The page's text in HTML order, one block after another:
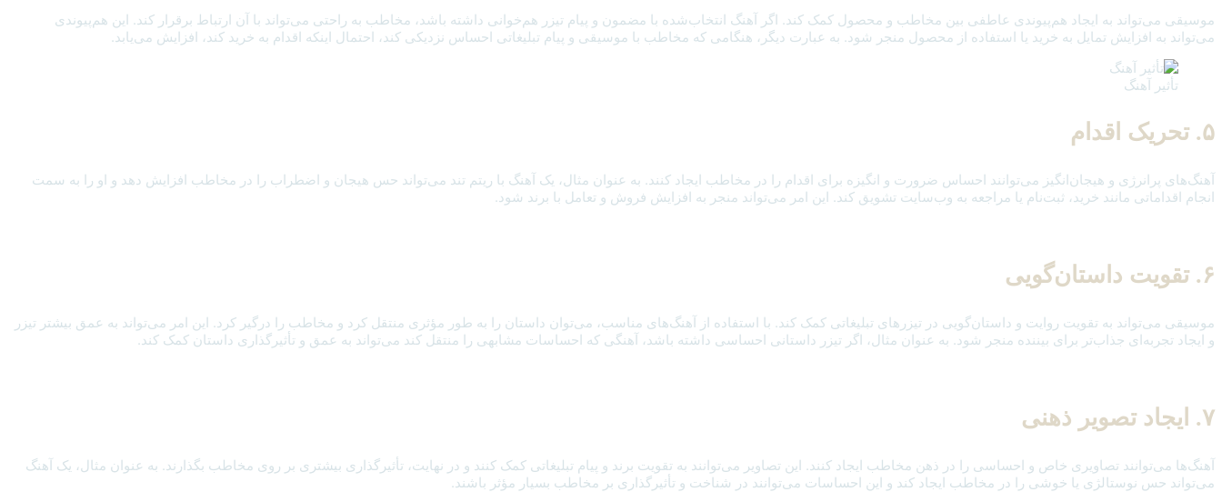
موسیقی می‌تواند به ایجاد هم‌پیوندی عاطفی بین مخاطب و محصول کمک کند. اگر آهنگ انتخاب‌شده با مضمون و پیام تیزر هم‌خوانی داشته باشد، مخاطب به راحتی می‌تواند با آن ارتباط برقرار کند. این هم‌پیوندی
می‌تواند به افزایش تمایل به خرید یا استفاده از محصول منجر شود. به عبارت دیگر، هنگامی که مخاطب با موسیقی و پیام تبلیغاتی احساس نزدیکی کند، احتمال اینکه اقدام به خرید کند، افزایش می‌یابد.
تأثیر آهنگ
۵. تحریک اقدام
آهنگ‌های پرانرژی و هیجان‌انگیز می‌توانند احساس ضرورت و انگیزه برای اقدام را در مخاطب ایجاد کنند. به عنوان مثال، یک آهنگ با ریتم تند می‌تواند حس هیجان و اضطراب را در مخاطب افزایش دهد و او را به سمت
انجام اقداماتی مانند خرید، ثبت‌نام یا مراجعه به وب‌سایت تشویق کند. این امر می‌تواند منجر به افزایش فروش و تعامل با برند شود.
۶. تقویت داستان‌گویی
موسیقی می‌تواند به تقویت روایت و داستان‌گویی در تیزرهای تبلیغاتی کمک کند. با استفاده از آهنگ‌های مناسب، می‌توان داستان را به طور مؤثری منتقل کرد و مخاطب را درگیر کرد. این امر می‌تواند به عمق بیشتر تیزر
و ایجاد تجربه‌ای جذاب‌تر برای بیننده منجر شود. به عنوان مثال، اگر تیزر داستانی احساسی داشته باشد، آهنگی که احساسات مشابهی را منتقل کند می‌تواند به عمق و تأثیرگذاری داستان کمک کند.
۷. ایجاد تصویر ذهنی
آهنگ‌ها می‌توانند تصاویری خاص و احساسی را در ذهن مخاطب ایجاد کنند. این تصاویر می‌توانند به تقویت برند و پیام تبلیغاتی کمک کنند و در نهایت، تأثیرگذاری بیشتری بر روی مخاطب بگذارند. به عنوان مثال، یک آهنگ
می‌تواند حس نوستالژی یا خوشی را در مخاطب ایجاد کند و این احساسات می‌توانند در شناخت و تأثیرگذاری بر مخاطب بسیار مؤثر باشند.